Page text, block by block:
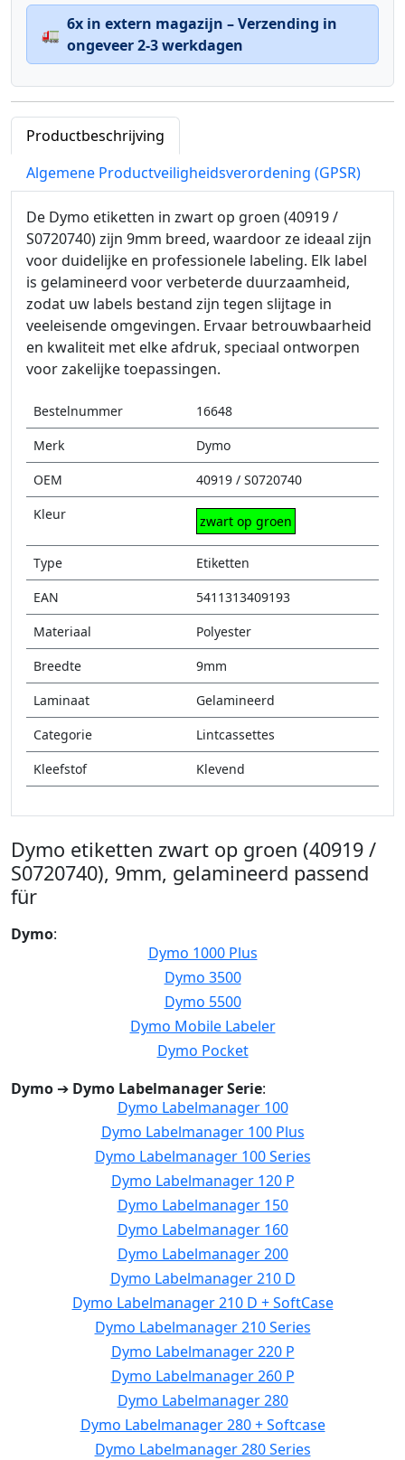
🚛
6x in extern magazijn – Verzending in
ongeveer 2-3 werkdagen
Productbeschrijving
Algemene Productveiligheidsverordening (GPSR)
De Dymo etiketten in zwart op groen (40919 /
S0720740) zijn 9mm breed, waardoor ze ideaal zijn
voor duidelijke en professionele labeling. Elk label
is gelamineerd voor verbeterde duurzaamheid,
zodat uw labels bestand zijn tegen slijtage in
veeleisende omgevingen. Ervaar betrouwbaarheid
en kwaliteit met elke afdruk, speciaal ontworpen
voor zakelijke toepassingen.
Bestelnummer
16648
Merk
Dymo
OEM
40919 / S0720740
Kleur
zwart op groen
Type
Etiketten
EAN
5411313409193
Materiaal
Polyester
Breedte
9mm
Laminaat
Gelamineerd
Categorie
Lintcassettes
Kleefstof
Klevend
Dymo etiketten zwart op groen (40919 /
S0720740), 9mm, gelamineerd passend
für
Dymo:
Dymo 1000 Plus
Dymo 3500
Dymo 5500
Dymo Mobile Labeler
Dymo Pocket
Dymo ➔ Dymo Labelmanager Serie:
Dymo Labelmanager 100
Dymo Labelmanager 100 Plus
Dymo Labelmanager 100 Series
Dymo Labelmanager 120 P
Dymo Labelmanager 150
Dymo Labelmanager 160
Dymo Labelmanager 200
Dymo Labelmanager 210 D
Dymo Labelmanager 210 D + SoftCase
Dymo Labelmanager 210 Series
Dymo Labelmanager 220 P
Dymo Labelmanager 260 P
Dymo Labelmanager 280
Dymo Labelmanager 280 + Softcase
Dymo Labelmanager 280 Series